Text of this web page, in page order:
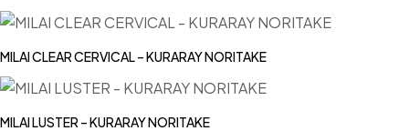
MILAI CLEAR CERVICAL – KURARAY NORITAKE
MILAI LUSTER – KURARAY NORITAKE